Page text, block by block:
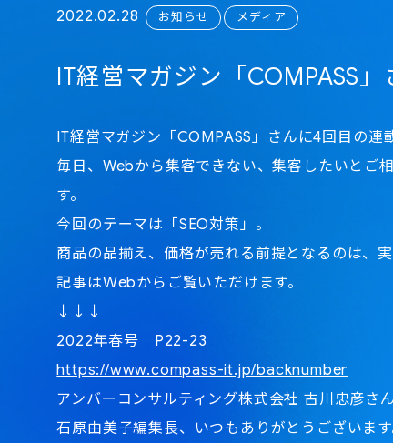
2022.02.28 お知らせ メディア
IT経営マガジン「COMPASS
IT経営マガジン「COMPASS」さんに4回目の連
毎日、Webから集客できない、集客したいとご
す。
今回のテーマは「SEO対策」。
商品の品揃え、価格が売れる前提となるのは、
記事はＷebからご覧いただけます。
↓↓↓
2022年春号 P22-23
https://www.compass-it.jp/backnumber
アンバーコンサルティング株式会社 古川忠彦さ
石原由美子編集長、いつもありがとうございます